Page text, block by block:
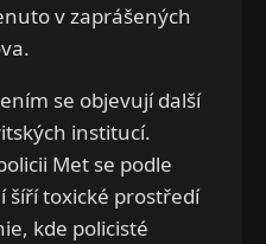
v zaprášených
se objevují další
institucí.
Met se podle
šíří toxické prostředí
kde policisté